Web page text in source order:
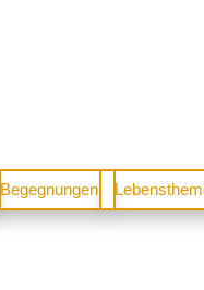
Begegnungen